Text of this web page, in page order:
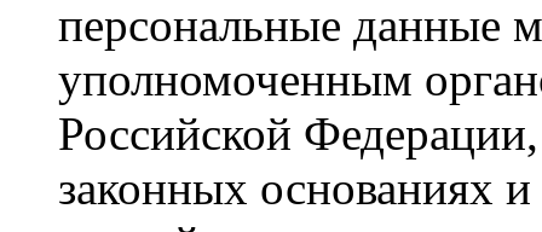
персональные данные
уполномоченным
Российской
законных основаниях